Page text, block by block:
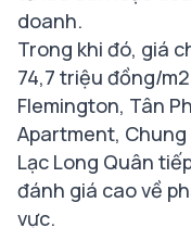
doanh.
Trong khi đó, giá
74,7 triệu đồng/
Flemington, Tân
Apartment, Chung
Lạc Long Quân
đánh giá cao về
vực.